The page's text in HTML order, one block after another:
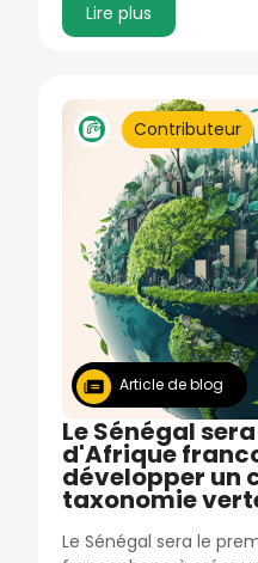
Lire plus
Contributeur
Image
Article de blog
Le Sénégal
d'Afrique
développer un
taxonomie
Le Sénégal sera le